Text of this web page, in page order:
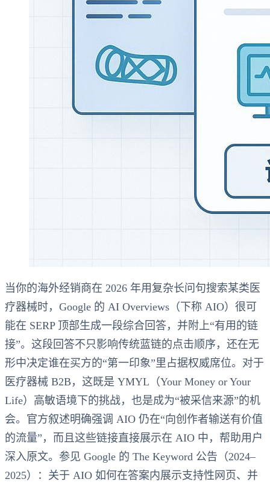
当你的海外经销商在 2026 年用复杂长问句搜索某类医
疗器械时，Google 的 AI Overviews（下称 AIO）很可
能在 SERP 顶部生成一段综合回答，并附上“有用的链
接”。这段回答不只影响传统蓝链的点击顺序，还在无
形中决定谁在买方的“第一印象”里占据权威席位。对于
医疗器械 B2B，这既是 YMYL（Your Money or Your
Life）高敏语境下的挑战，也是成为“被采信来源”的机
会。官方叙述明确强调 AIO 仍在“向创作者输送有价值
的流量”，而且这些链接直接展示在 AIO 中，帮助用户
深入原文。参见 Google 的 The Keyword 公告（2024–
2025）：关于 AIO 如何在答案内展示支持性网页、并